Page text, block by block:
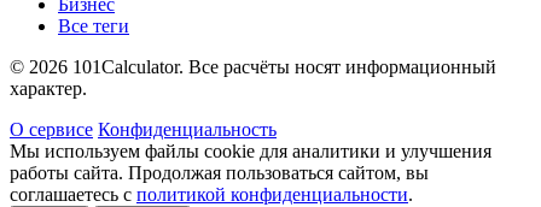
Бизнес
Все теги
© 2026 101Calculator. Все расчёты носят информационный
характер.
О сервисе Конфиденциальность
Мы используем файлы cookie для аналитики и улучшения
работы сайта. Продолжая пользоваться сайтом, вы
соглашаетесь с политикой конфиденциальности.